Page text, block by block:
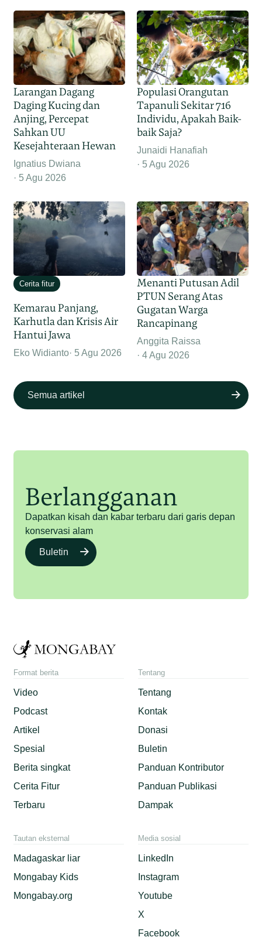
Larangan Dagang
Daging Kucing dan
Anjing, Percepat
Sahkan UU
Kesejahteraan Hewan
Ignatius Dwiana
5 Agu 2026
Populasi Orangutan
Tapanuli Sekitar 716
Individu, Apakah Baik-
baik Saja?
Junaidi Hanafiah
5 Agu 2026
Cerita fitur
Kemarau Panjang,
Karhutla dan Krisis Air
Hantui Jawa
Eko Widianto 5 Agu 2026
Menanti Putusan Adil
PTUN Serang Atas
Gugatan Warga
Rancapinang
Anggita Raissa
4 Agu 2026
Semua artikel
Berlangganan
Dapatkan kisah dan kabar terbaru dari garis depan
konservasi alam
Buletin
Format berita
Video
Podcast
Artikel
Spesial
Berita singkat
Cerita Fitur
Terbaru
Tentang
Tentang
Kontak
Donasi
Buletin
Panduan Kontributor
Panduan Publikasi
Dampak
Tautan eksternal
Madagaskar liar
Mongabay Kids
Mongabay.org
Media sosial
LinkedIn
Instagram
Youtube
X
Facebook